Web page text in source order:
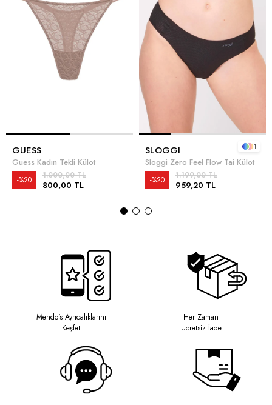
GUESS
Guess Kadın Tekli Külot
800,00 TL
1.000,00 TL
%20
SLOGGI
Sloggi Zero Feel Flow Tai Külot
959,20 TL
1.199,00 TL
%20
1
Mendo's Ayrıcalıklarını
Keşfet
Her Zaman
Ücretsiz İade